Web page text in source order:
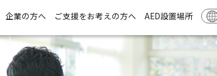
企業の方へ ご支援をお考えの方へ AED設置場所